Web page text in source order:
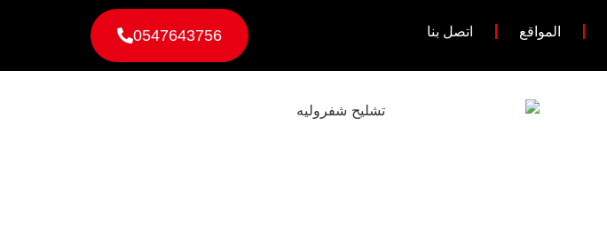
المواقع اتصل بنا 0547643756